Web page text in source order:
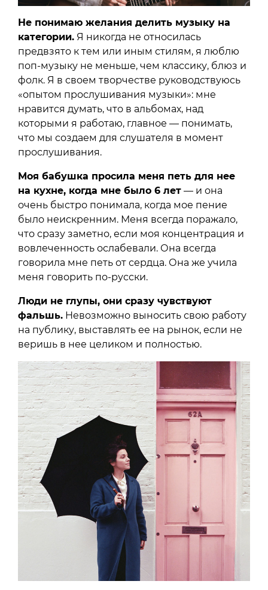
Не понимаю желания делить музыку на
категории. Я никогда не относилась
предвзято к тем или иным стилям, я люблю
поп-музыку не меньше, чем классику, блюз и
фолк. Я в своем творчестве руководствуюсь
«опытом прослушивания музыки»: мне
нравится думать, что в альбомах, над
которыми я работаю, главное — понимать,
что мы создаем для слушателя в момент
прослушивания.
Моя бабушка просила меня петь для нее
на кухне, когда мне было 6 лет — и она
очень быстро понимала, когда мое пение
было неискренним. Меня всегда поражало,
что сразу заметно, если моя концентрация и
вовлеченность ослабевали. Она всегда
говорила мне петь от сердца. Она же учила
меня говорить по-русски.
Люди не глупы, они сразу чувствуют
фальшь. Невозможно выносить свою работу
на публику, выставлять ее на рынок, если не
веришь в нее целиком и полностью.